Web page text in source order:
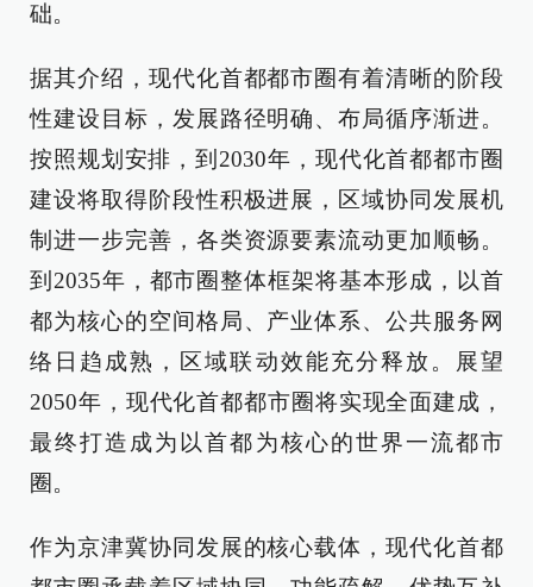
础。
据其介绍，现代化首都都市圈有着清晰的阶段
性建设目标，发展路径明确、布局循序渐进。
按照规划安排，到2030年，现代化首都都市圈
建设将取得阶段性积极进展，区域协同发展机
制进一步完善，各类资源要素流动更加顺畅。
到2035年，都市圈整体框架将基本形成，以首
都为核心的空间格局、产业体系、公共服务网
络日趋成熟，区域联动效能充分释放。展望
2050年，现代化首都都市圈将实现全面建成，
最终打造成为以首都为核心的世界一流都市
圈。
作为京津冀协同发展的核心载体，现代化首都